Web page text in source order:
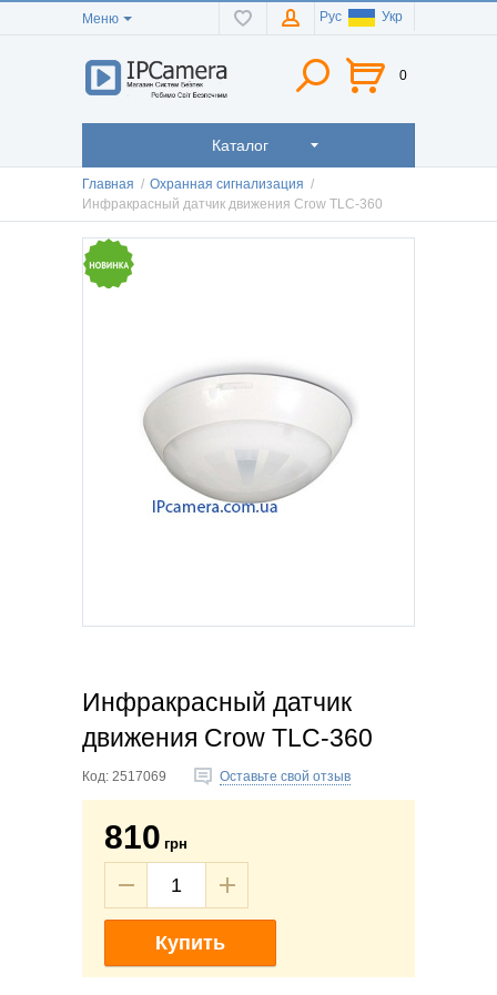
Меню Рус Укр
0
Каталог
Главная / Охранная сигнализация /
Инфракрасный датчик движения Crow TLC-360
Инфракрасный датчик
движения Crow TLC-360
Код: 2517069 Оставьте свой отзыв
810 грн
Купить